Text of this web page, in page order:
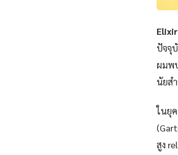
ปัจจุ
ผมพ
นัยส
ในยุ
สูง